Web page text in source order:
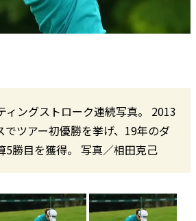
ィングストローク連続写真。 2013
でツアー初優勝を挙げ、19年のダ
5勝目を獲得。 写真／相田克己